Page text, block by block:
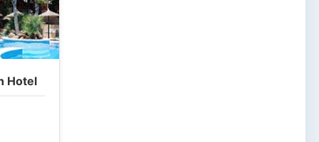
Hotel